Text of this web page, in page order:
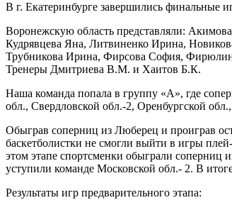
В г. Екатеринбурге завершились финальные
Воронежскую область представляли:
Кудрявцева Яна, Литвиненко Ирина,
Трубникова Ирина, Фирсова София,
Тренеры Дмитриева В.М. и Хаитов Б.К.
Наша команда попала в группу «А», где
обл., Свердловской обл.-2, Оренбургской
Обыграв соперниц из Люберец и проиграв
баскетболистки не смогли выйти в игры
этом этапе спортсменки обыграли соперниц
уступили команде Московской обл.- 2. В
Результаты игр предварительного этапа: